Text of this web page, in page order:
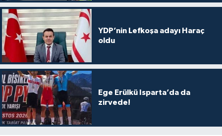
YDP’nin Lefkoşa adayı Haraç
oldu
Ege Erülkü Isparta’da da
zirvede!